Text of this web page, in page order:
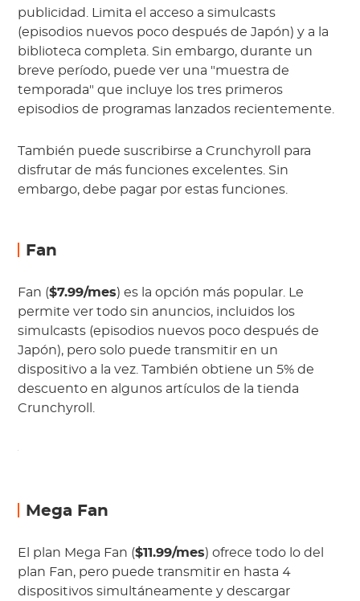
publicidad. Limita el acceso a simulcasts
(episodios nuevos poco después de Japón) y a la
biblioteca completa. Sin embargo, durante un
breve período, puede ver una "muestra de
temporada" que incluye los tres primeros
episodios de programas lanzados recientemente.
También puede suscribirse a Crunchyroll para
disfrutar de más funciones excelentes. Sin
embargo, debe pagar por estas funciones.
Fan
Fan ($7.99/mes) es la opción más popular. Le
permite ver todo sin anuncios, incluidos los
simulcasts (episodios nuevos poco después de
Japón), pero solo puede transmitir en un
dispositivo a la vez. También obtiene un 5% de
descuento en algunos artículos de la tienda
Crunchyroll.
Mega Fan
El plan Mega Fan ($11.99/mes) ofrece todo lo del
plan Fan, pero puede transmitir en hasta 4
dispositivos simultáneamente y descargar